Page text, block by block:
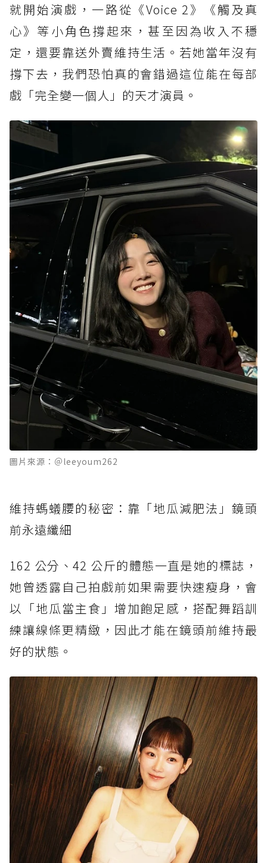
就開始演戲，一路從《Voice 2》《觸及真
心》等小角色撐起來，甚至因為收入不穩
定，還要靠送外賣維持生活。若她當年沒有
撐下去，我們恐怕真的會錯過這位能在每部
戲「完全變一個人」的天才演員。
圖片來源：＠leeyoum262
維持螞蟻腰的秘密：靠「地瓜減肥法」鏡頭
前永遠纖細
162 公分、42 公斤的體態一直是她的標誌，
她曾透露自己拍戲前如果需要快速瘦身，會
以「地瓜當主食」增加飽足感，搭配舞蹈訓
練讓線條更精緻，因此才能在鏡頭前維持最
好的狀態。